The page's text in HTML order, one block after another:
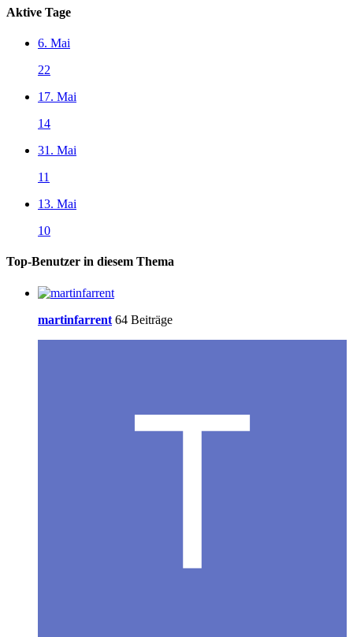
Aktive Tage
6. Mai
22
17. Mai
14
31. Mai
11
13. Mai
10
Top-Benutzer in diesem Thema
martinfarrent 64 Beiträge